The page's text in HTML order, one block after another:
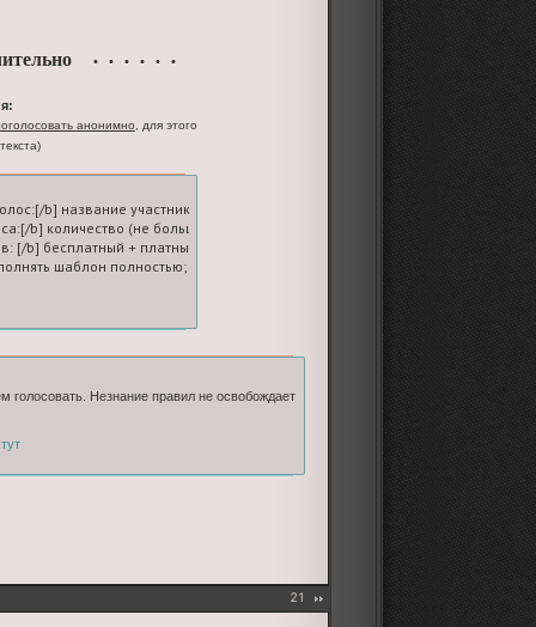
• • • • • •
анонимно, для этого
b] название участника-ролевой
b] количество (не больше пяти; на вашем счете должно быть
[/b] бесплатный + платные
шаблон полностью; если платных голосов нет, ставьте 0
голосовать. Незнание правил не освобождает
тут
21